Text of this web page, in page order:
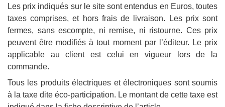
Les prix indiqués sur le site sont entendus en Euros, toutes
taxes comprises, et hors frais de livraison. Les prix sont
fermes, sans escompte, ni remise, ni ristourne. Ces prix
peuvent être modifiés à tout moment par l’éditeur. Le prix
applicable au client est celui en vigueur lors de la
commande.
Tous les produits électriques et électroniques sont soumis
à la taxe dite éco-participation. Le montant de cette taxe est